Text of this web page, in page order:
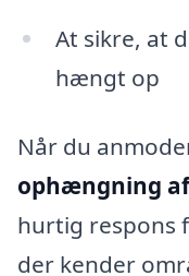
At sikre, at
hængt op
Når du
ophængning
hurtig respons
der kender